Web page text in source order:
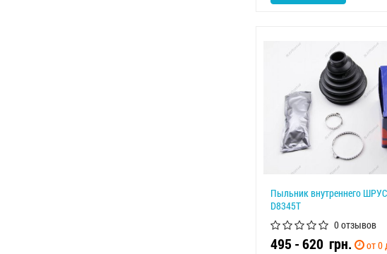
Пыльник внутреннего
D8345T
0 отзывов
495 - 620 грн.
от 0